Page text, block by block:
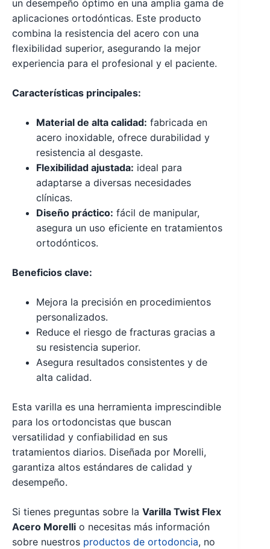
un desempeño óptimo en una amplia gama de
aplicaciones ortodónticas. Este producto
combina la resistencia del acero con una
flexibilidad superior, asegurando la mejor
experiencia para el profesional y el paciente.
Características principales:
Material de alta calidad: fabricada en
acero inoxidable, ofrece durabilidad y
resistencia al desgaste.
Flexibilidad ajustada: ideal para
adaptarse a diversas necesidades
clínicas.
Diseño práctico: fácil de manipular,
asegura un uso eficiente en tratamientos
ortodónticos.
Beneficios clave:
Mejora la precisión en procedimientos
personalizados.
Reduce el riesgo de fracturas gracias a
su resistencia superior.
Asegura resultados consistentes y de
alta calidad.
Esta varilla es una herramienta imprescindible
para los ortodoncistas que buscan
versatilidad y confiabilidad en sus
tratamientos diarios. Diseñada por Morelli,
garantiza altos estándares de calidad y
desempeño.
Si tienes preguntas sobre la Varilla Twist Flex
Acero Morelli o necesitas más información
sobre nuestros productos de ortodoncia, no